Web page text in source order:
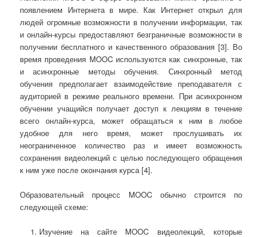
появлением Интернета в мире. Как Интернет открыл для
людей огромные возможности в получении информации, так
и онлайн-курсы предоставляют безграничные возможности в
получении бесплатного и качественного образования [3]. Во
время проведения MOOC используются как синхронные, так
и асинхронные методы обучения. Синхронный метод
обучения предполагает взаимодействие преподавателя с
аудиторией в режиме реального времени. При асинхронном
обучении учащийся получает доступ к лекциям в течение
всего онлайн-курса, может обращаться к ним в любое
удобное для него время, может прослушивать их
неограниченное количество раз и имеет возможность
сохранения видеолекций с целью последующего обращения
к ним уже после окончания курса [4].
Образовательный процесс MOOC обычно строится по
следующей схеме:
Изучение на сайте MOOC видеолекций, которые